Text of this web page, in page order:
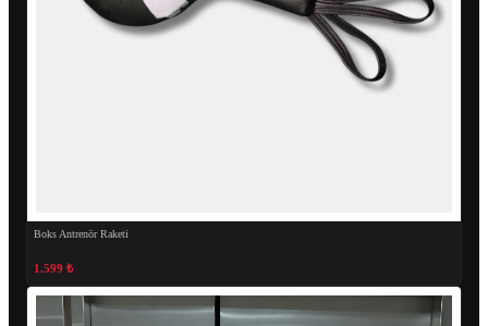
Boks Antrenör Raketi
1.599 ₺